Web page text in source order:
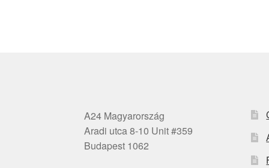
A24 Magyarország
Aradi utca 8-10 Unit #359
Budapest 1062